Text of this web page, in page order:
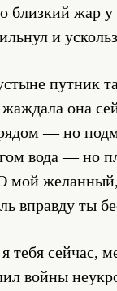
близкий жар у
и
путник
она
— но
вода — но
мой
вправду ты
тебя сейчас,
войны